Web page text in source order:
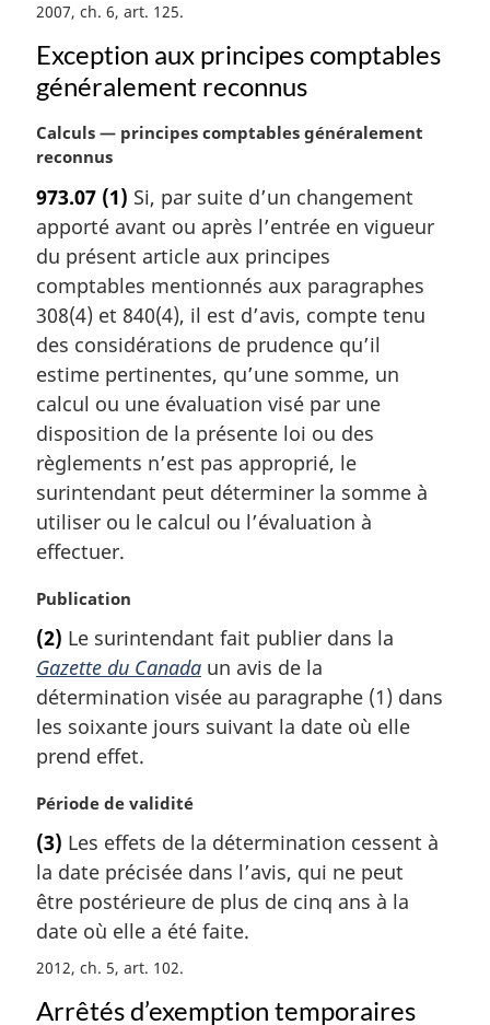
e
:
2007, ch. 6, art. 125
Exception aux principes comptables
généralement reconnus
N
o
e
m
a
r
i
n
a
l
e
:
Calculs — principes comptables généralement
reconnus
973.07 (1) Si, par suite d’un changement
apporté avant ou après l’entrée en vigueur
du présent article aux principes
comptables mentionnés aux paragraphes
308(4) et 840(4), il est d’avis, compte tenu
des considérations de prudence qu’il
estime pertinentes, qu’une somme, un
calcul ou une évaluation visé par une
disposition de la présente loi ou des
règlements n’est pas approprié, le
surintendant peut déterminer la somme à
utiliser ou le calcul ou l’évaluation à
effectuer.
N
t
e
m
a
g
n
a
l
e
:
Publication
(2) Le surintendant fait publier dans la
Gazette du Canada un avis de la
détermination visée au paragraphe (1) dans
les soixante jours suivant la date où elle
prend effet.
N
t
e
m
a
g
n
Période de validité
(3) Les effets de la détermination cessent à
la date précisée dans l’avis, qui ne peut
être postérieure de plus de cinq ans à la
date où elle a été faite.
2012, ch. 5, art. 102
Arrêtés d’exemption temporaires